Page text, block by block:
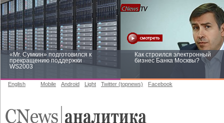
«Mr. Сумкин» подготовился к
прекращению поддержки
WS2003
Как строился электронный
бизнес Банка Москвы?
English Mobile Android Light Twitter (topnews) Facebook